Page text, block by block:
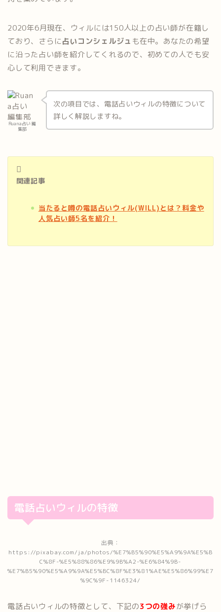
2020年6月現在、ウィルには150人以上の占い師が在籍し
ており、さらに占いコンシェルジュ も在中。あなたの希望
に沿った占い師を紹介してくれるので、初めての人でも安
心して利用できます。
Ruana占い 編
集部
次の項目では、電話占いウィルの特徴について
詳しく解説しますね。
関連記事
当たると噂の電話占いウィル(WILL)とは？料金や
人気占い師5名を紹介！
電話占いウィルの特徴
出典：
https://pixabay.com/ja/photos/%E7%B5%90%E5%A9%9A%E5%B
C%8F-%E5%88%86%E9%9B%A2-%E6%84%9B-
%E7%B5%90%E5%A9%9A%E5%BC%8F%E3%81%AE%E5%86%99%E7
%9C%9F-1146324/
電話占いウィルの特徴として、下記の3つの強みが挙げら